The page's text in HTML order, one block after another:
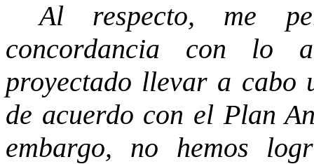
Al respecto, me
concordancia con lo
proyectado llevar a cabo
de acuerdo con el Plan
embargo, no hemos